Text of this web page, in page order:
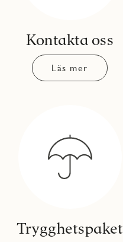
Kontakta oss
Läs mer
Trygghetspaket